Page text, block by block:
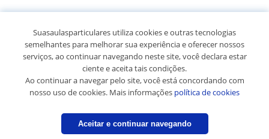
305915opiniões de alunos
© 2007 - 2026 Suas aulas particulares
Mapa do site:Professores particulares
Suasaulasparticulares utiliza cookies e outras tecnologias
semelhantes para melhorar sua experiência e oferecer nossos
serviços, ao continuar navegando neste site, você declara estar
ciente e aceita tais condições.
Ao continuar a navegar pelo site, você está concordando com
nosso uso de cookies. Mais informações política de cookies
Aceitar e continuar navegando